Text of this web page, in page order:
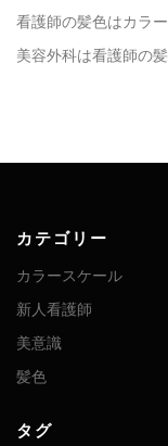
看護師の髪色はカラ
美容外科は看護師の
カテゴリー
カラースケール
新人看護師
美意識
髪色
タグ